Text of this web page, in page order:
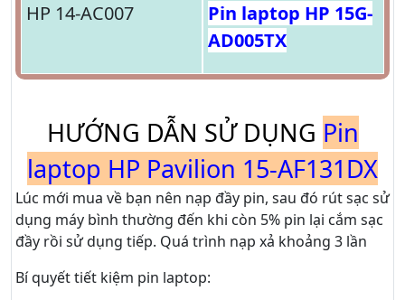
HP 14-AC007
Pin laptop HP 15G-
AD005TX
HƯỚNG DẪN SỬ DỤNG Pin
laptop HP Pavilion 15-AF131DX
Lúc mới mua về bạn nên nạp đầy pin, sau đó rút sạc sử
dụng máy bình thường đến khi còn 5% pin lại cắm sạc
đầy rồi sử dụng tiếp. Quá trình nạp xả khoảng 3 lần
Bí quyết tiết kiệm pin laptop: